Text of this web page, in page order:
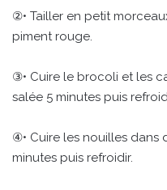
②• Tailler en petit
piment rouge.
③• Cuire le brocoli et les
salée 5 minutes puis
④• Cuire les nouilles dans
minutes puis refroidir.